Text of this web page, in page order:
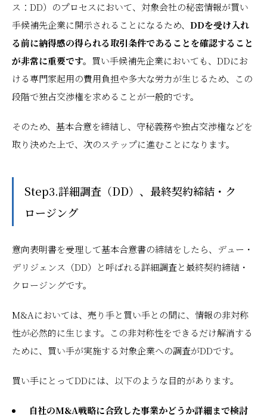
ス：DD）のプロセスにおいて、対象会社の秘密情報が買い
手候補先企業に開示されることになるため、 DDを受け入れ
る前に納得感の得られる取引条件であることを確認すること
が非常に重要です。 買い手候補先企業においても、DDにお
ける専門家起用の費用負担や多大な労力が生じるため、この
段階で独占交渉権を求めることが一般的です。
そのため、基本合意を締結し、守秘義務や独占交渉権などを
取り決めた上で、次のステップに進むことになります。
Step3.詳細調査（DD）、最終契約締結・ク
ロージング
意向表明書を受理して基本合意書の締結をしたら、デュー・
デリジェンス（DD）と呼ばれる詳細調査と最終契約締結・
クロージングです。
M&Aにおいては、売り手と買い手との間に、情報の非対称
性が必然的に生じます。この非対称性をできるだけ解消する
ために、買い手が実施する対象企業への調査がDDです。
買い手にとってDDには、以下のような目的があります。
自社のM&A戦略に合致した事業かどうか詳細まで検討